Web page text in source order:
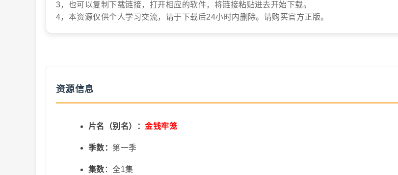
3，也可以复制下载链接，打开相应的软件，将链接粘贴进去开始下载。
4，本资源仅供个人学习交流，请于下载后24小时内删除。请购买官方正版。
资源信息
片名（别名）：金钱牢笼
季数： 第一季
集数 ：全1集